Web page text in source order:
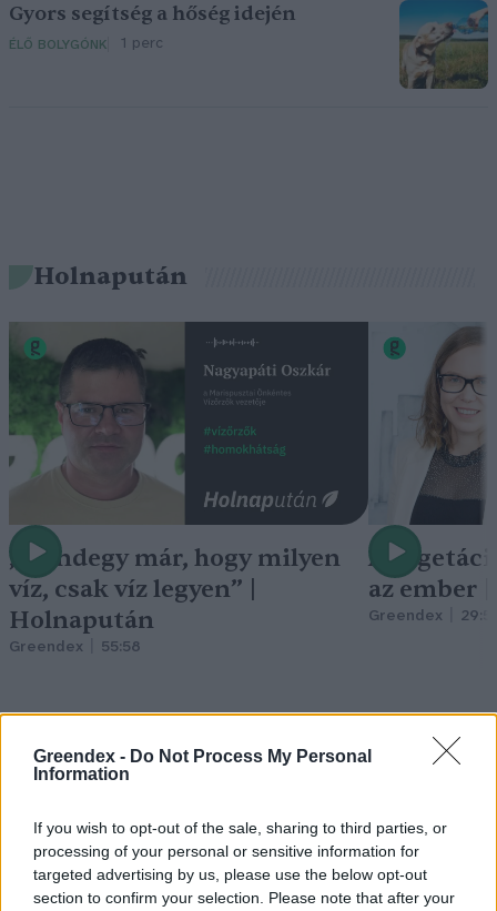
Greendex - Do Not Process My Personal
Information
If you wish to opt-out of the sale, sharing to third parties, or
processing of your personal or sensitive information for
targeted advertising by us, please use the below opt-out
section to confirm your selection. Please note that after your
Gyors segítség a hőség idején
ÉLŐ BOLYGÓNK 1 perc
Holnapután
„Mindegy már, hogy milyen
víz, csak víz legyen” |
Holnapután
Greendex 55:58
A
az ember
Greendex
a te lakásodban is
ÉLŐ BOLYGÓNK Lonkay Márta